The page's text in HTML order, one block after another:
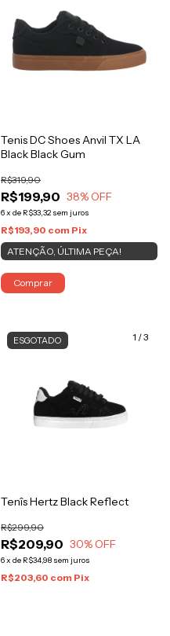
Tenis DC Shoes Anvil TX LA
Black Black Gum
R$199,90
R$319,90
38% OFF
6x de R$33,32 sem juros
R$193,90 com Pix
ATENÇÃO, ÚLTIMA PEÇA!
Comprar
1 /3
ESGOTADO
Tenîs Hertz Black Reflect
R$209,90
R$299,90
30% OFF
6x de R$34,98 sem juros
R$203,60 com Pix